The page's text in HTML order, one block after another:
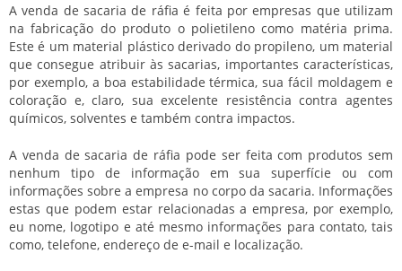
Avenda de sacaria de ráfia é feita por empresas que utilizam
na fabricação do produto o polietileno como matéria prima.
Este é um material plástico derivado do propileno, um material
que consegue atribuir às sacarias, importantes características,
por exemplo, a boa estabilidade térmica, sua fácil moldagem e
coloração e, claro, sua excelente resistência contra agentes
químicos, solventes e também contra impactos.
A venda de sacaria de ráfia pode ser feita com produtos sem
nenhum tipo de informação em sua superfície ou com
informações sobre a empresa no corpo da sacaria. Informações
estas que podem estar relacionadas a empresa, por exemplo,
eu nome, logotipo e até mesmo informações para contato, tais
como, telefone, endereço de e-mail e localização.